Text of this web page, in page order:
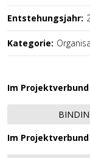
Entstehungsjahr:
Kategorie:
Im
Im